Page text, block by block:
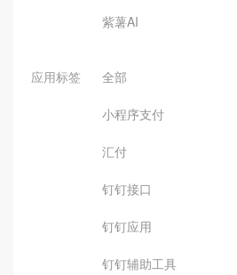
紫薯AI
应用标签 全部
小程序支付
汇付
钉钉接口
钉钉应用
钉钉辅助工具